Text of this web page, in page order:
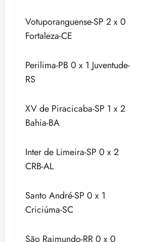
Votuporanguense-SP 2 x 0
Fortaleza-CE
Perilima-PB 0 x 1 Juventude-
RS
XV de Piracicaba-SP 1 x 2
Bahia-BA
Inter de Limeira-SP 0 x 2
CRB-AL
Santo André-SP 0 x 1
Criciúma-SC
São Raimundo-RR 0 x 0